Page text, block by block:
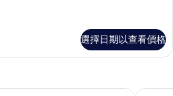
選擇日期以查看價格